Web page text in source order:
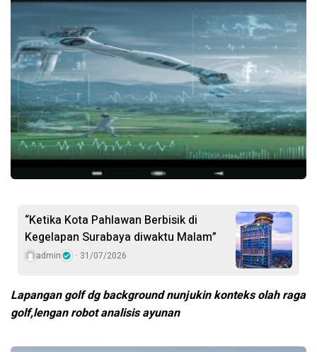
“Ketika Kota Pahlawan Berbisik di
Kegelapan Surabaya diwaktu Malam”
admin 31/07/2026
Lapangan golf dg background nunjukin konteks olah raga
golf,lengan robot analisis ayunan